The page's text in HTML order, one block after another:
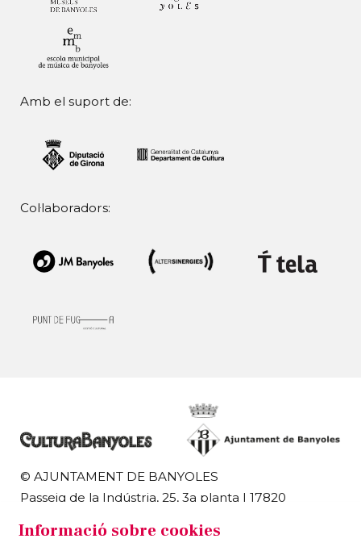
Amb el suport de:
Col·laboradors:
© AJUNTAMENT DE BANYOLES
Passeig de la Indústria, 25, 3a planta | 17820
972 58 18 48 | 972 57 00 50
Informació sobre cookies